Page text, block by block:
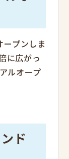
プンしま
に広がっ
ルオープ
ド